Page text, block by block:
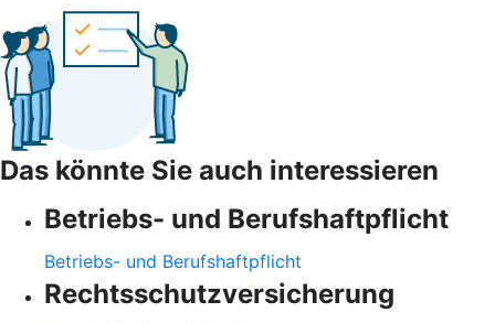
Das könnte Sie auch interessieren
Betriebs- und Berufshaftpflicht
Betriebs- und Berufshaftpflicht
Rechtsschutzversicherung